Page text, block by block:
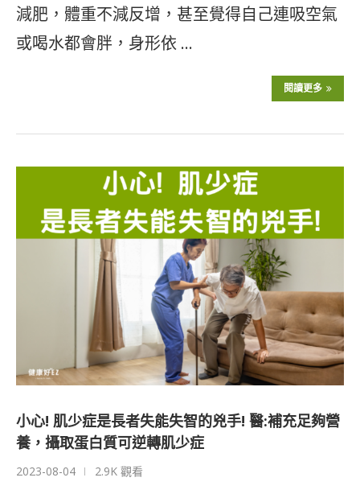
減肥，體重不減反增，甚至覺得自己連吸空氣
或喝水都會胖，身形依 …
閱讀更多
小心! 肌少症是長者失能失智的兇手! 醫:補充足夠營
養，攝取蛋白質可逆轉肌少症
2023-08-04 2.9K 觀看